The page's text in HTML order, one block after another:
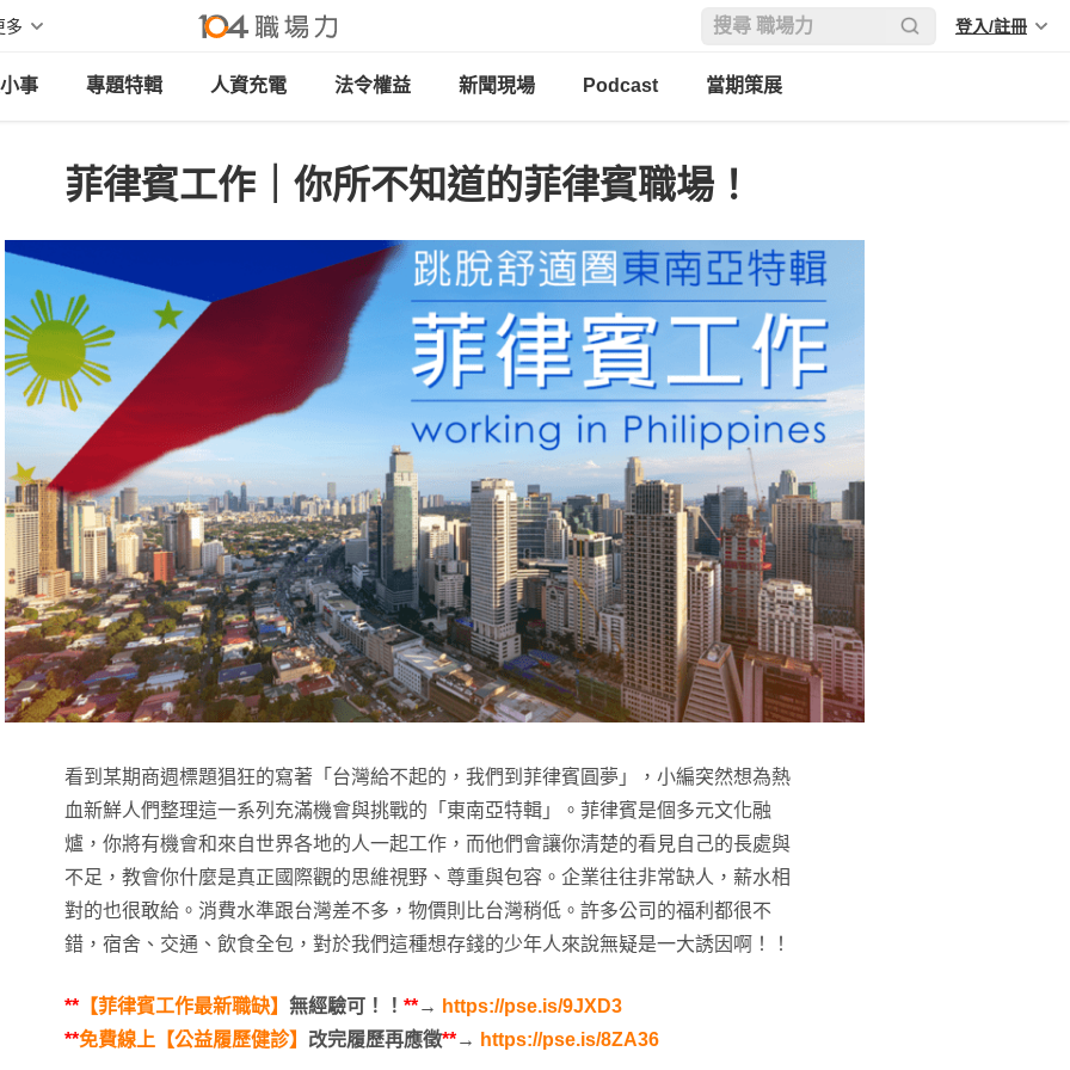
多 登入/註冊
事 專題特輯 人資充電 法令權益 新聞現場 Podcast 當期策展
菲律賓工作｜你所不知道的菲律賓職場！
看到某期商週標題猖狂的寫著「台灣給不起的，我們到菲律賓圓夢」，小編突然想為熱
血新鮮人們整理這一系列充滿機會與挑戰的「東南亞特輯」。菲律賓是個多元文化融
爐，你將有機會和來自世界各地的人一起工作，而他們會讓你清楚的看見自己的長處與
不足，教會你什麼是真正國際觀的思維視野、尊重與包容。企業往往非常缺人，薪水相
對的也很敢給。消費水準跟台灣差不多，物價則比台灣稍低。許多公司的福利都很不
錯，宿舍、交通、飲食全包，對於我們這種想存錢的少年人來說無疑是一大誘因啊！！
** 【菲律賓工作最新職缺】 無經驗可！！ **→ https://pse.is/9JXD3
**免費線上【公益履歷健診】 改完履歷再應徵**→ https://pse.is/8ZA36